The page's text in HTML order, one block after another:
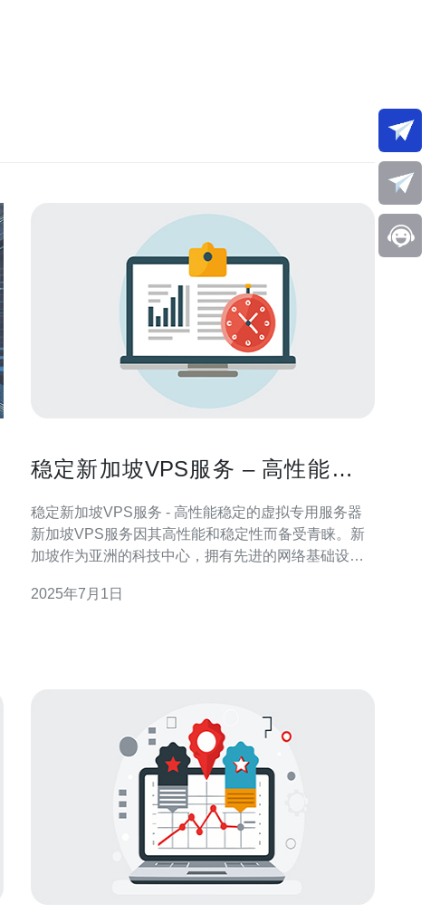
稳定新加坡VPS服务 – 高性能稳定
稳定新加坡VPS服务 - 高性能稳定的虚拟专用服务器
新加坡VPS服务因其高性能和稳定性而备受青睐。新
加坡作为亚洲的科技中心，拥有先进的网络基础设施
我们提供的新加坡VPS服务具有高度的稳定性保障。
2025年7月1日